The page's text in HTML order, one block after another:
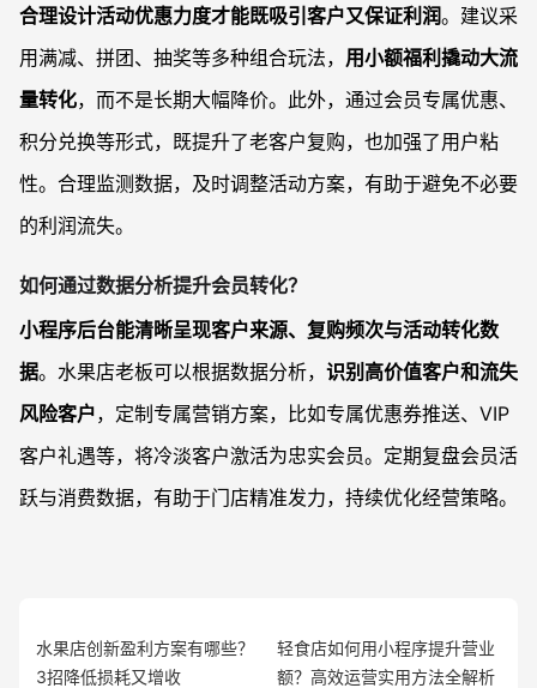
合理设计活动优惠力度才能既吸引客户又保证利润。建议采
用满减、拼团、抽奖等多种组合玩法， 用小额福利撬动大流
量转化，而不是长期大幅降价。此外，通过会员专属优惠、
积分兑换等形式，既提升了老客户复购，也加强了用户粘
性。合理监测数据，及时调整活动方案，有助于避免不必要
的利润流失。
如何通过数据分析提升会员转化？
小程序后台能清晰呈现客户来源、复购频次与活动转化数
据。水果店老板可以根据数据分析， 识别高价值客户和流失
风险客户，定制专属营销方案，比如专属优惠券推送、VIP
客户礼遇等，将冷淡客户激活为忠实会员。定期复盘会员活
跃与消费数据，有助于门店精准发力，持续优化经营策略。
水果店创新盈利方案有哪些？
3招降低损耗又增收
轻食店如何用小程序提升营业
额？高效运营实用方法全解析